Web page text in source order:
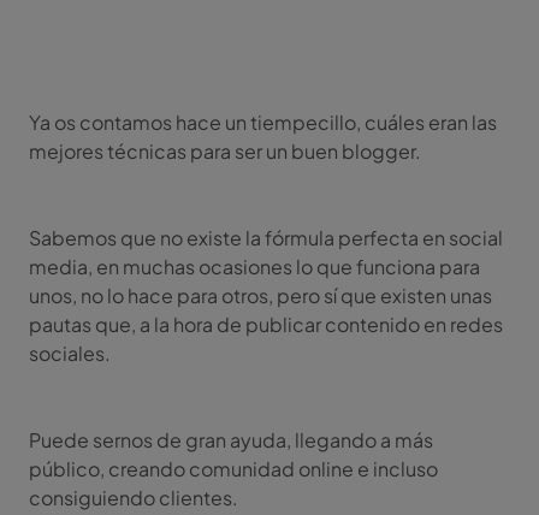
Ya os contamos hace un tiempecillo, cuáles eran las
mejores técnicas para ser un buen blogger.
Sabemos que no existe la fórmula perfecta en social
media, en muchas ocasiones lo que funciona para
unos, no lo hace para otros, pero sí que existen unas
pautas que, a la hora de publicar contenido en redes
sociales.
Puede sernos de gran ayuda, llegando a más
público, creando comunidad online e incluso
consiguiendo clientes.